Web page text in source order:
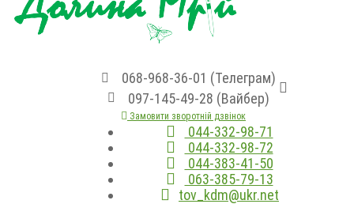
068-968-36-01 (Телеграм)
097-145-49-28 (Вайбер)
Замовити зворотній дзвінок
044-332-98-71
044-332-98-72
044-383-41-50
063-385-79-13
tov_kdm@ukr.net